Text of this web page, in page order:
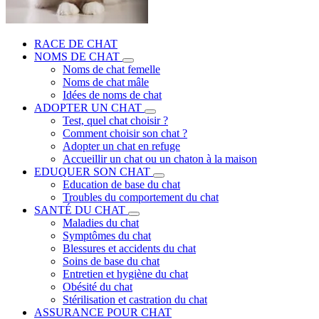
RACE DE CHAT
NOMS DE CHAT
Noms de chat femelle
Noms de chat mâle
Idées de noms de chat
ADOPTER UN CHAT
Test, quel chat choisir ?
Comment choisir son chat ?
Adopter un chat en refuge
Accueillir un chat ou un chaton à la maison
EDUQUER SON CHAT
Education de base du chat
Troubles du comportement du chat
SANTÉ DU CHAT
Maladies du chat
Symptômes du chat
Blessures et accidents du chat
Soins de base du chat
Entretien et hygiène du chat
Obésité du chat
Stérilisation et castration du chat
ASSURANCE POUR CHAT